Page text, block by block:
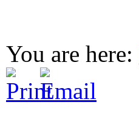
You are here: